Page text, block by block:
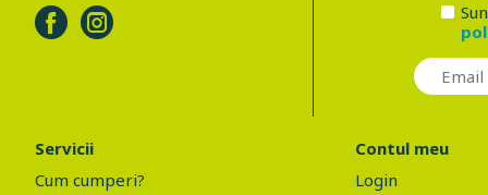
Servicii
Cum cumperi?
Contul meu
Login